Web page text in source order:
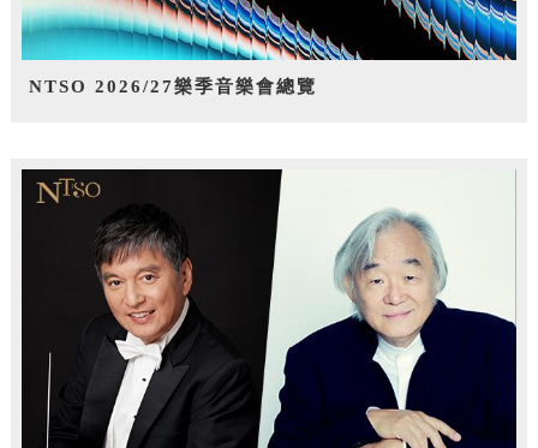
NTSO 2026/27樂季音樂會總覽